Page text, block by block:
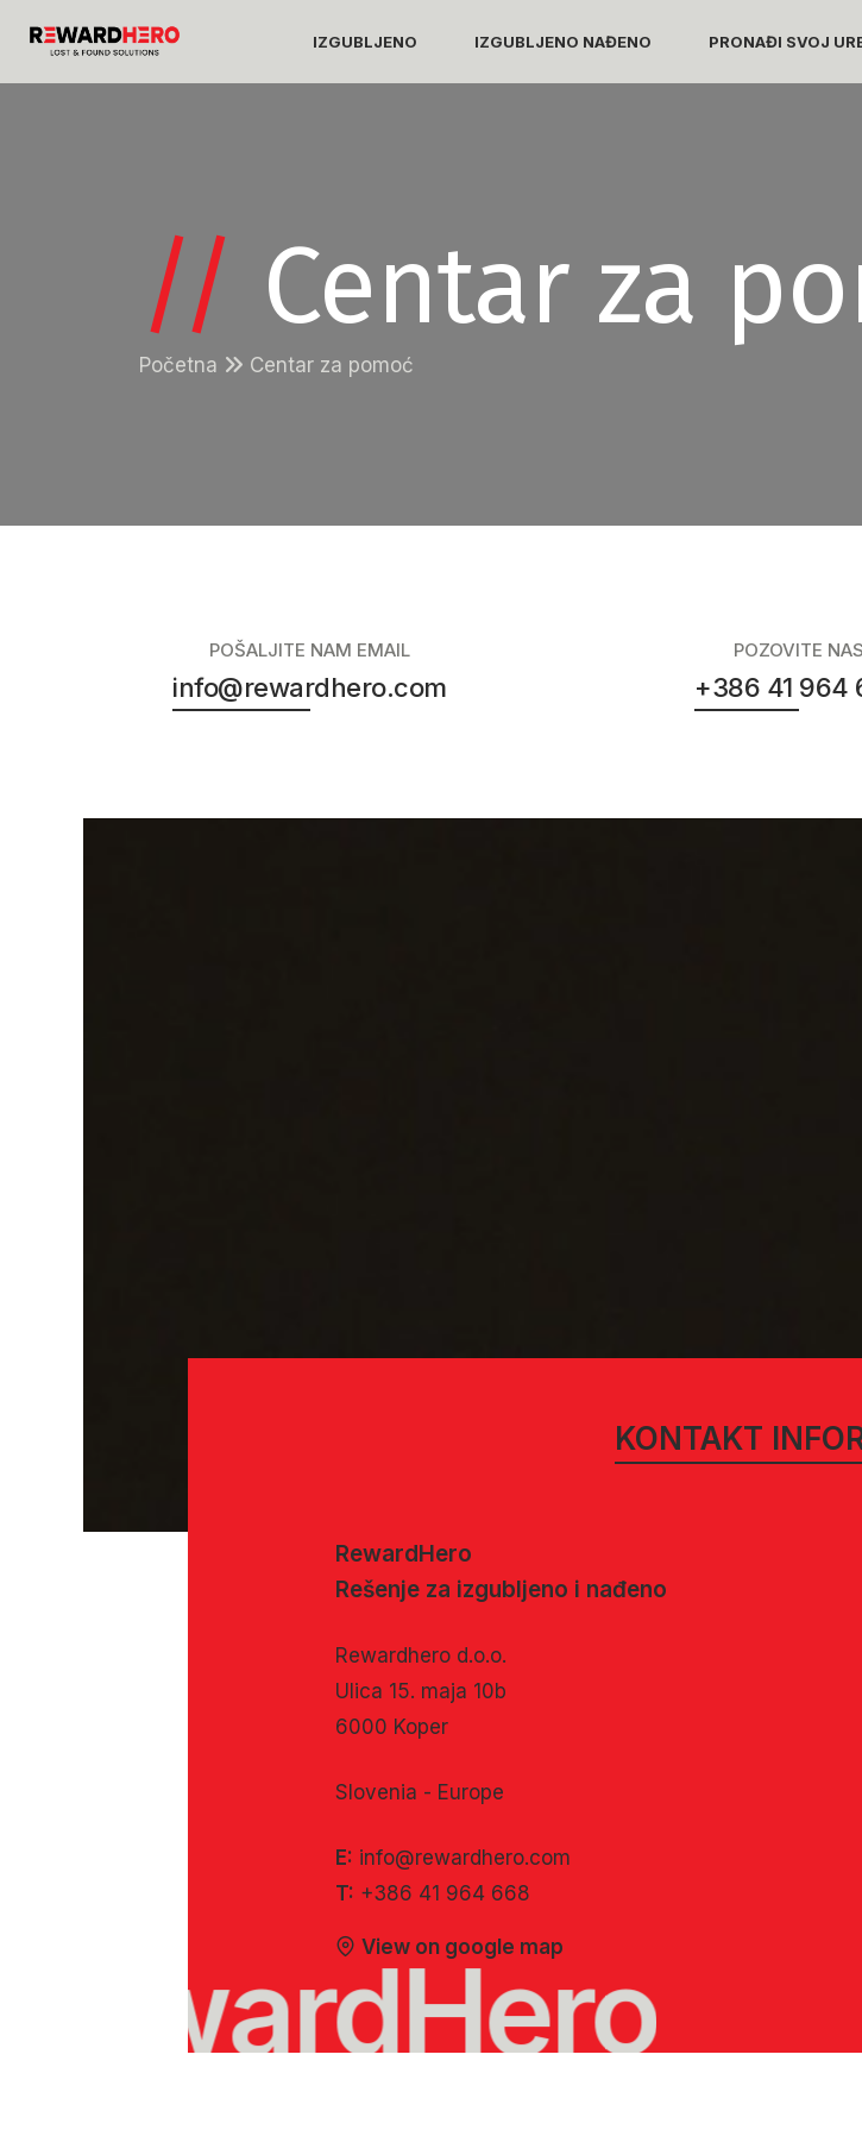
IZGUBLJENO IZGUBLJENO NAĐENO PRONAĐI SVOJ
// Centar za
Početna Centar za pomoć
POŠALJITE NAM EMAIL
info@rewardhero.com
POZOVITE NAS
+386 41 964
KONTAKT
RewardHero
Rešenje za izgubljeno i nađeno
Rewardhero d.o.o.
Ulica 15. maja 10b
6000 Koper
Slovenia - Europe
E: info@rewardhero.com
T: +386 41 964 668
View on google map